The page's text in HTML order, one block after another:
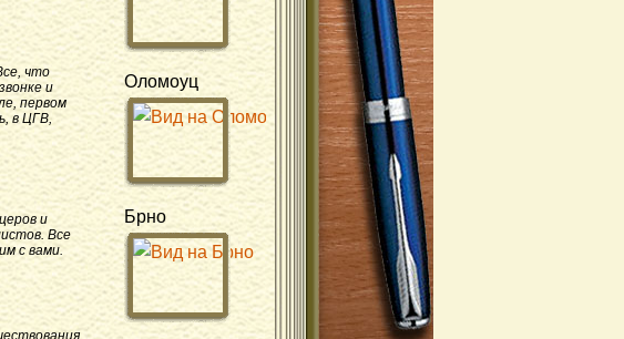
что
и
первом
в ЦГВ,
и
Все
с вами.
Оломоуц
Брно